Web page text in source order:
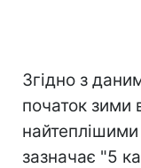
Згідно з
початок зими
найтеплішими
зазначає "5